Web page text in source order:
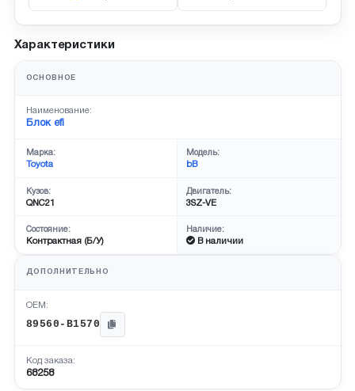
Характеристики
ОСНОВНОЕ
Наименование:
Блок efi
Марка:
Toyota
Модель:
bB
Кузов:
QNC21
Двигатель:
3SZ-VE
Состояние:
Контрактная (Б/У)
Наличие:
В наличии
ДОПОЛНИТЕЛЬНО
OEM:
89560-B1570
Код заказа:
68258